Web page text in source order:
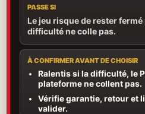
PASSE SI
Le jeu risque de rester
difficulté ne colle pas.
À CONFIRMER AVANT DE CHOISIR
Ralentis si la difficulté, le
plateforme ne collent pas.
Vérifie garantie, retour et
valider.